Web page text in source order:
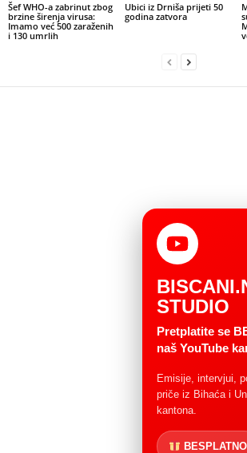
Šef WHO-a zabrinut zbog
brzine širenja virusa:
Imamo već 500 zaraženih
i 130 umrlih
Ubici iz Drniša prijeti 50
godina zatvora
STUDIO
Pretplatite se
naš YouTube
Emisije, intervjui,
priče iz Bihaća i
kantona.
BESPLATNO